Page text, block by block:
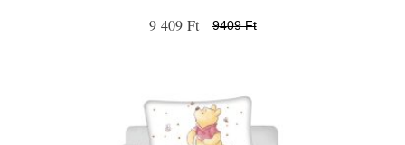
9 409 Ft 9409 Ft